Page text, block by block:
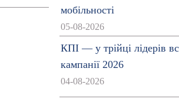
мобільності
05-08-2026
КПІ — у трійці лідерів
кампанії 2026
04-08-2026